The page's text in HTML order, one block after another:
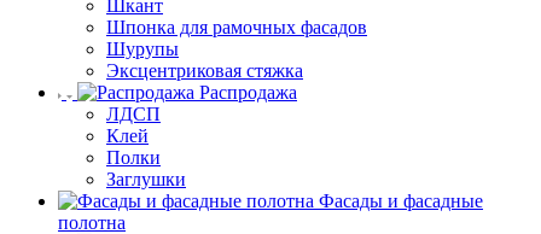
Шкант
Шпонка для рамочных фасадов
Шурупы
Эксцентриковая стяжка
Распродажа
ЛДСП
Клей
Полки
Заглушки
Фасады и фасадные
полотна